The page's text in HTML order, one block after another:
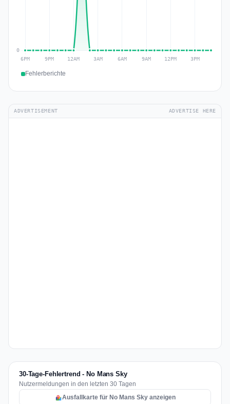
Fehlerberichte
ADVERTISEMENT ADVERTISE HERE
30-Tage-Fehlertrend - No Mans Sky
Nutzermeldungen in den letzten 30 Tagen
Ausfallkarte für No Mans Sky anzeigen